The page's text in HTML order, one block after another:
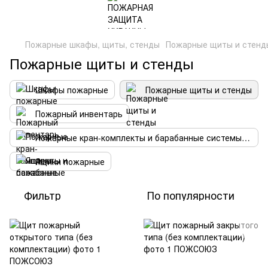
Пожарные шкафы, щиты, стенды Пожарные щиты и
Пожарные щиты и стенды
Шкафы пожарные
Пожарные щиты и стенды
Пожарный инвентарь
Пожарные кран-комплекты и барабанные системы пожаротушения
Ящики пожарные
Фильтр По популярности